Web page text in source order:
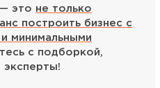
это не только
построить бизнес с
минимальными
с подборкой,